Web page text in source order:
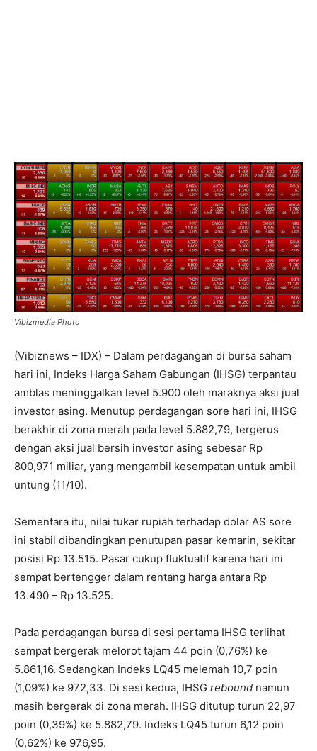
Vibizmedia Photo
(Vibiznews – IDX) – Dalam perdagangan di bursa saham
hari ini, Indeks Harga Saham Gabungan (IHSG) terpantau
amblas meninggalkan level 5.900 oleh maraknya aksi jual
investor asing. Menutup perdagangan sore hari ini, IHSG
berakhir di zona merah pada level 5.882,79, tergerus
dengan aksi jual bersih investor asing sebesar Rp
800,971 miliar, yang mengambil kesempatan untuk ambil
untung (11/10).
Sementara itu, nilai tukar rupiah terhadap dolar AS sore
ini stabil dibandingkan penutupan pasar kemarin, sekitar
posisi Rp 13.515. Pasar cukup fluktuatif karena hari ini
sempat bertengger dalam rentang harga antara Rp
13.490 – Rp 13.525.
Pada perdagangan bursa di sesi pertama IHSG terlihat
sempat bergerak melorot tajam 44 poin (0,76%) ke
5.861,16. Sedangkan Indeks LQ45 melemah 10,7 poin
(1,09%) ke 972,33. Di sesi kedua, IHSG rebound namun
masih bergerak di zona merah. IHSG ditutup turun 22,97
poin (0,39%) ke 5.882,79. Indeks LQ45 turun 6,12 poin
(0,62%) ke 976,95.